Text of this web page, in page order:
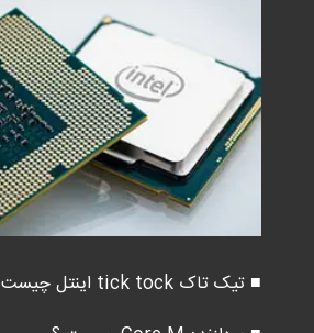
■ تیک تاک tick tock اینتل چیست